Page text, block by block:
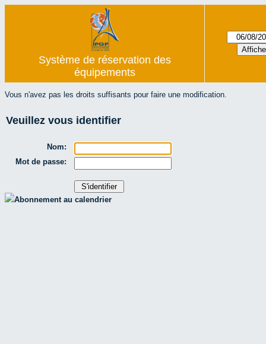
Système de réservation des
équipements
Vous n'avez pas les droits suffisants pour faire une modification.
Veuillez vous identifier
Nom:
Mot de passe:
Abonnement au calendrier